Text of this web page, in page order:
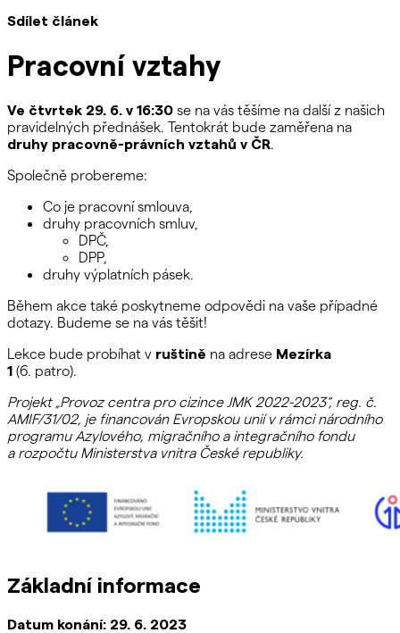
Sdílet článek
Pracovní vztahy
Ve čtvrtek 29. 6. v 16:30 se na vás těšíme na další z našich
pravidelných přednášek. Tentokrát bude zaměřena na
druhy pracovně-právních vztahů v ČR
Společně probereme:
Co je pracovní smlouva,
druhy pracovních smluv,
DPČ,
DPP,
druhy výplatních pásek.
Během akce také poskytneme odpovědi na vaše případné
dotazy. Budeme se na vás těšit!
Lekce bude probíhat v ruštině na adrese Mezírka
1 (6. patro).
Projekt „Provoz centra pro cizince JMK 2022-2023“, reg. č.
AMIF/31/02, je financován Evropskou unií v rámci národního
programu Azylového, migračního a integračního fondu
a rozpočtu Ministerstva vnitra České republiky.
Základní informace
Datum konání: 29. 6. 2023